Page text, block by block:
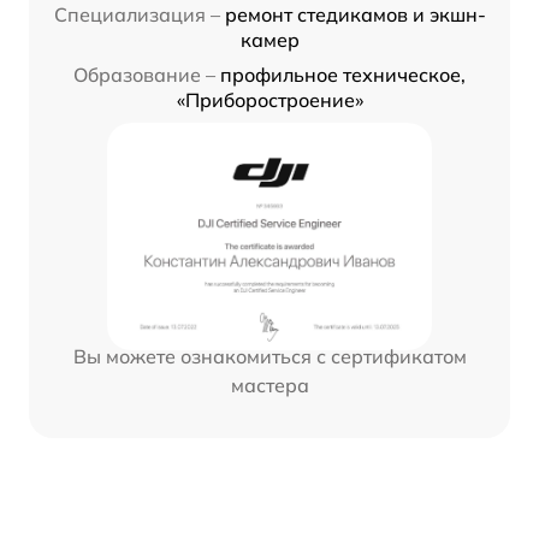
Специализация – ремонт стедикамов и экшн-
камер
Образование – профильное техническое,
«Приборостроение»
Вы можете ознакомиться с сертификатом
мастера